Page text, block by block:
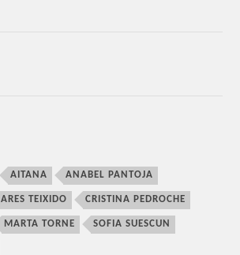
AITANA ANABEL PANTOJA
ARES TEIXIDO CRISTINA PEDROCHE
MARTA TORNE SOFIA SUESCUN